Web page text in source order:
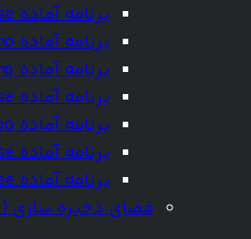
برنامه آماده Metabase
برنامه آماده Matomo
برنامه آماده Rabbitmq
برنامه آماده Typesense
برنامه آماده Odoo
برنامه آماده Pocketbase
برنامه آماده Moodlee
فضای ذخیره سازی (STaaS)